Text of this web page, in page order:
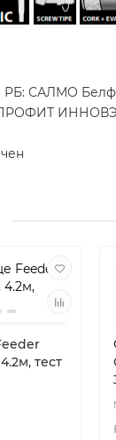
РБ: САЛМО
тест